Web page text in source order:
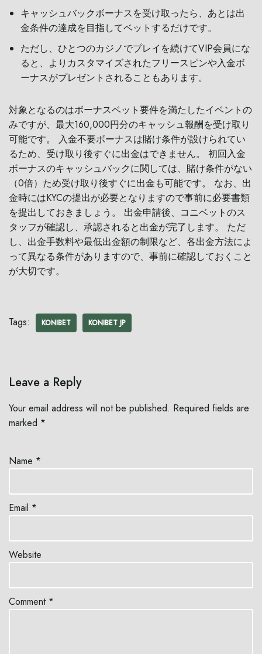
キャッシュバックボーナスを受け取ったら、あとは出
金条件の達成を目指してベットするだけです。
ただし、ひとつのカジノでプレイを続けてVIP会員にな
ると、よりカスタマイズされたフリースピンや入金ボ
ーナスがプレゼントされることもあります。
対象となるのはボーナスベット要件を満たしたイベントの
みですが、最大160,000円分のキャッシュ報酬を受け取り
可能です。 入金不要ボーナスは賭け条件が設けられてい
るため、受け取り後すぐに出金はできません。 初回入金
ボーナスのキャッシュバックに関しては、賭け条件がない
（0倍）ため受け取り後すぐに出金も可能です。 なお、出
金時にはKYCの提出が必要となりますので事前に必要書類
を提出しておきましょう。 出金申請後、コニベットのス
タッフが確認し、承認されると出金が完了します。 ただ
し、出金手数料や最低出金額の制限など、各出金方法によ
って異なる条件がありますので、事前に確認しておくこと
が大切です。
Tags: KONIBET KONIBET JP
Leave a Reply
Your email address will not be published. Required fields are
marked *
Name *
Email *
Website
Comment *